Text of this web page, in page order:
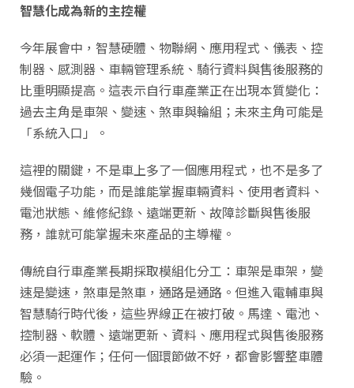
智慧化成為新的主控權
今年展會中，智慧硬體、物聯網、應用程式、儀表、控
制器、感測器、車輛管理系統、騎行資料與售後服務的
比重明顯提高。這表示自行車產業正在出現本質變化：
過去主角是車架、變速、煞車與輪組；未來主角可能是
「系統入口」。
這裡的關鍵，不是車上多了一個應用程式，也不是多了
幾個電子功能，而是誰能掌握車輛資料、使用者資料、
電池狀態、維修紀錄、遠端更新、故障診斷與售後服
務，誰就可能掌握未來產品的主導權。
傳統自行車產業長期採取模組化分工：車架是車架，變
速是變速，煞車是煞車，通路是通路。但進入電輔車與
智慧騎行時代後，這些界線正在被打破。馬達、電池、
控制器、軟體、遠端更新、資料、應用程式與售後服務
必須一起運作；任何一個環節做不好，都會影響整車體
驗。